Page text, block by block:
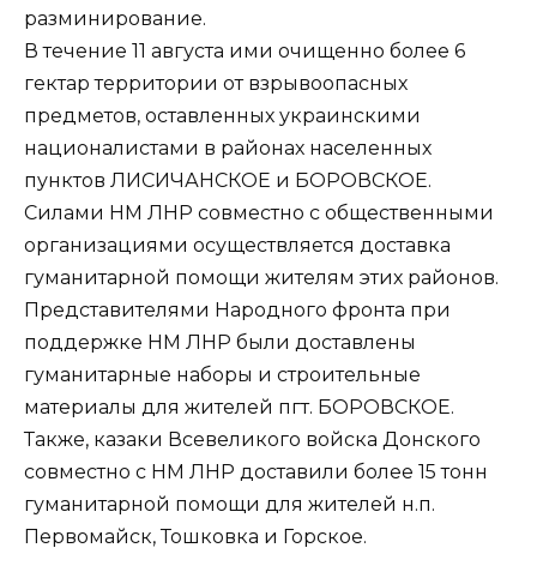
разминирование.
В течение 11 августа ими очищенно более 6
гектар территории от взрывоопасных
предметов, оставленных украинскими
националистами в районах населенных
пунктов ЛИСИЧАНСКОЕ и БОРОВСКОЕ.
Силами НМ ЛНР совместно с общественными
организациями осуществляется доставка
гуманитарной помощи жителям этих районов.
Представителями Народного фронта при
поддержке НМ ЛНР были доставлены
гуманитарные наборы и строительные
материалы для жителей пгт. БОРОВСКОЕ.
Также, казаки Всевеликого войска Донского
совместно с НМ ЛНР доставили более 15 тонн
гуманитарной помощи для жителей н.п.
Первомайск, Тошковка и Горское.